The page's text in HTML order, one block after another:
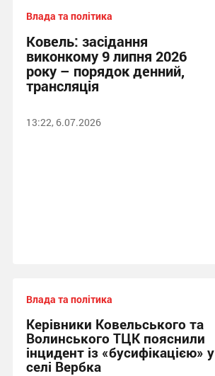
Влада та політика
Ковель: засідання
виконкому 9 липня 2026
року – порядок денний,
трансляція
13:22, 6.07.2026
Влада та політика
Керівники Ковельського та
Волинського ТЦК пояснили
інцидент із «бусифікацією» у
селі Вербка